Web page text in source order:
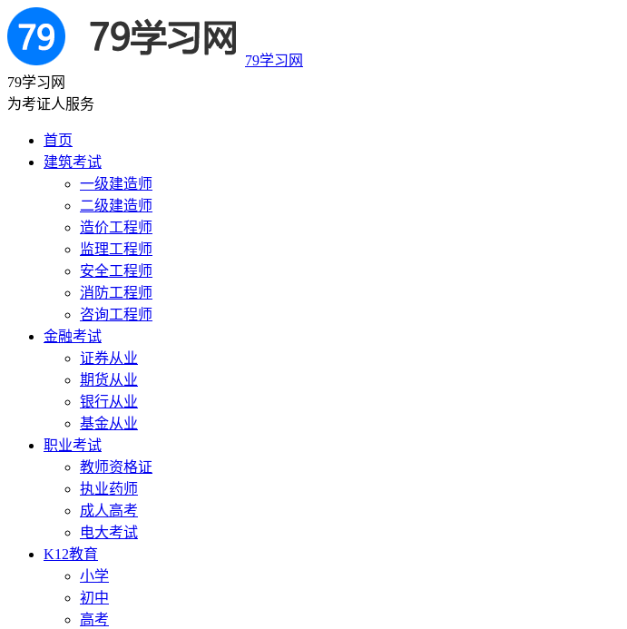
79学习网
79学习网
为考证人服务
首页
建筑考试
一级建造师
二级建造师
造价工程师
监理工程师
安全工程师
消防工程师
咨询工程师
金融考试
证券从业
期货从业
银行从业
基金从业
职业考试
教师资格证
执业药师
成人高考
电大考试
K12教育
小学
初中
高考